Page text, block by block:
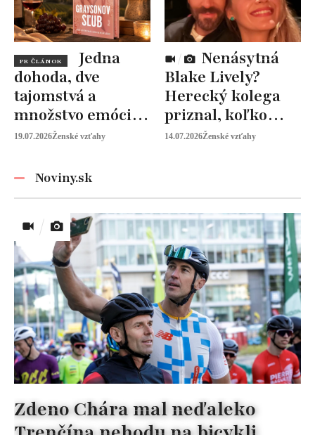
PR ČLÁNOK
dohoda, dve
tajomstvá a
množstvo emócií.
Mia Sheridan a
19.07.2026Ženské vzťahy
Blake Lively?
Herecký kolega
priznal, koľko
peňazí od neho
14.07.2026Ženské vzťahy
Noviny.sk
Zdeno Chára mal neďaleko